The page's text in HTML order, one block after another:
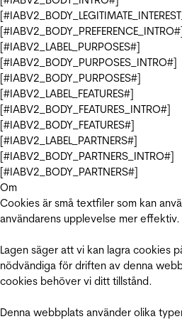
[#IABV2_LABEL_PURPOSES#]
[#IABV2_BODY_PURPOSES_INTRO#]
[#IABV2_BODY_PURPOSES#]
[#IABV2_LABEL_FEATURES#]
[#IABV2_BODY_FEATURES_INTRO#]
[#IABV2_BODY_FEATURES#]
[#IABV2_LABEL_PARTNERS#]
[#IABV2_BODY_PARTNERS_INTRO#]
[#IABV2_BODY_PARTNERS#]
Om
Cookies är små textfiler som kan
användarens upplevelse mer effektiv.
Lagen säger att vi kan lagra cookies
nödvändiga för driften av denna
cookies behöver vi ditt tillstånd.
Denna webbplats använder olika